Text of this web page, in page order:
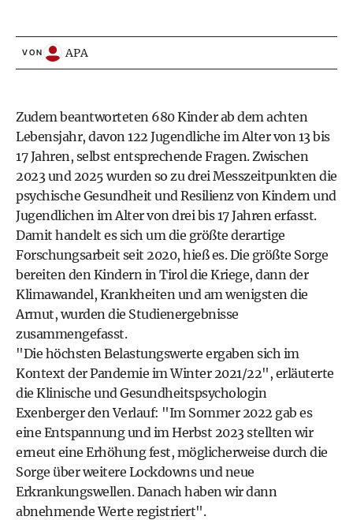
VON APA
Zudem beantworteten 680 Kinder ab dem achten
Lebensjahr, davon 122 Jugendliche im Alter von 13 bis
17 Jahren, selbst entsprechende Fragen. Zwischen
2023 und 2025 wurden so zu drei Messzeitpunkten die
psychische Gesundheit und Resilienz von Kindern und
Jugendlichen im Alter von drei bis 17 Jahren erfasst.
Damit handelt es sich um die größte derartige
Forschungsarbeit seit 2020, hieß es. Die größte Sorge
bereiten den Kindern in Tirol die Kriege, dann der
Klimawandel, Krankheiten und am wenigsten die
Armut, wurden die Studienergebnisse
zusammengefasst.
"Die höchsten Belastungswerte ergaben sich im
Kontext der Pandemie im Winter 2021/22", erläuterte
die Klinische und Gesundheitspsychologin
Exenberger den Verlauf: "Im Sommer 2022 gab es
eine Entspannung und im Herbst 2023 stellten wir
erneut eine Erhöhung fest, möglicherweise durch die
Sorge über weitere Lockdowns und neue
Erkrankungswellen. Danach haben wir dann
abnehmende Werte registriert".